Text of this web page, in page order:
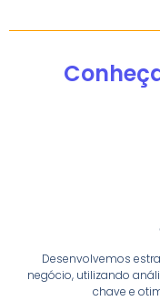
Desenvolvemos
negócio, utilizando
chave e